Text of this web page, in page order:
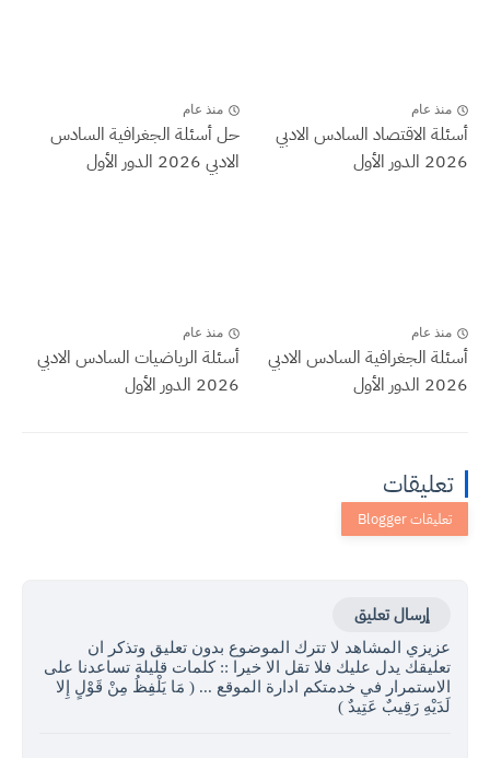
منذ عام
أسئلة الاقتصاد السادس الادبي
2026 الدور الأول
منذ عام
حل أسئلة الجغرافية السادس
الادبي 2026 الدور الأول
منذ عام
أسئلة الجغرافية السادس الادبي
2026 الدور الأول
منذ عام
أسئلة الرياضيات السادس الادبي
2026 الدور الأول
تعليقات
إرسال تعليق
عزيزي المشاهد لا تترك الموضوع بدون تعليق وتذكر ان
تعليقك يدل عليك فلا تقل الا خيرا :: كلمات قليلة تساعدنا على
الاستمرار في خدمتكم ادارة الموقع ... ( مَا يَلْفِظُ مِنْ قَوْلٍ إِلا
لَدَيْهِ رَقِيبٌ عَتِيدٌ )